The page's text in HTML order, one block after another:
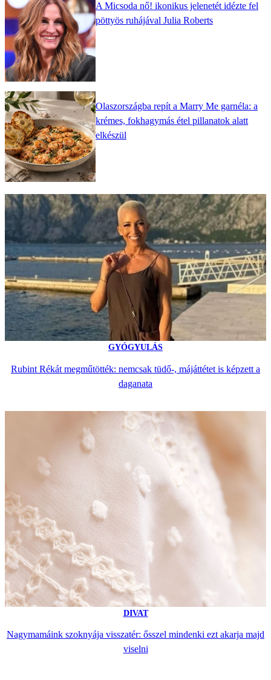
A Micsoda nő! ikonikus jelenetét idézte fel
pöttyös ruhájával Julia Roberts
Olaszországba repít a Marry Me garnéla: a
krémes, fokhagymás étel pillanatok alatt
elkészül
GYÓGYULÁS
Rubint Rékát megműtötték: nemcsak tüdő-, májáttétet is képzett a
daganata
DIVAT
Nagymamáink szoknyája visszatér: ősszel mindenki ezt akarja majd
viselni